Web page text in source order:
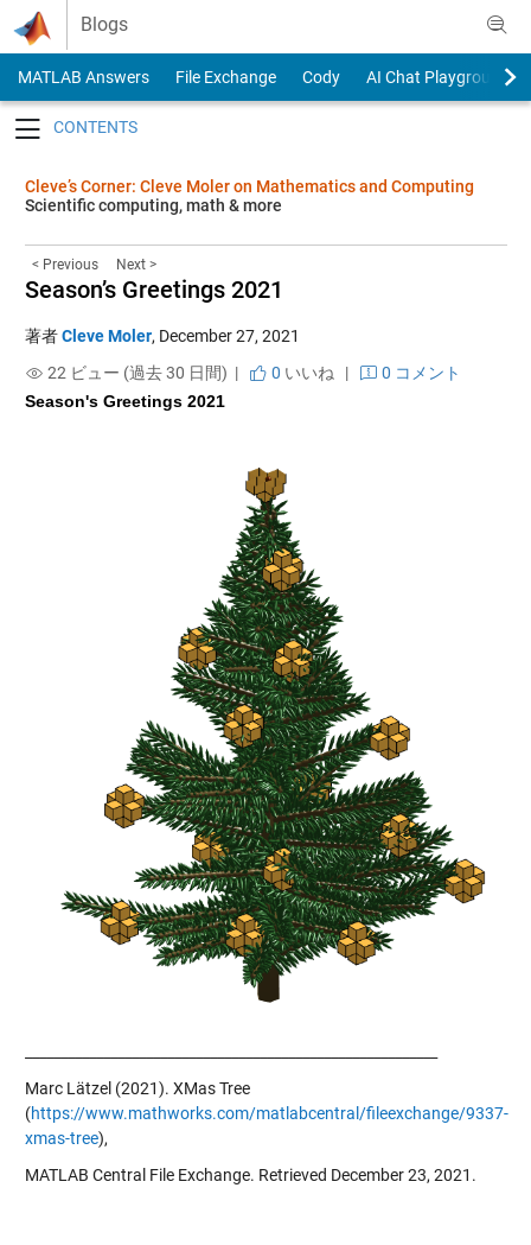
Skip to content
Blogs
MATLAB Answers File Exchange Cody
AI Chat Playground
Cleve’s Corner: Cleve Moler on Mathematics and Computing
Scientific computing, math & more
< Previous Next >
Season’s Greetings 2021
著者Cleve Moler, December 27, 2021
22 ビュー (過去 30 日間) |
0 いいね |
0 コメント
Season's Greetings 2021
Marc Lätzel (2021). XMas Tree
(https://www.mathworks.com/matlabcentral/fileexchange/9337-
xmas-tree),
MATLAB Central File Exchange. Retrieved December 23, 2021.